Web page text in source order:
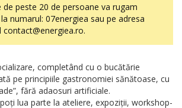
de peste 20 de persoane va rugam
numarul: 07energiea sau pe adresa
completând cu o bucătărie
pe principiile gastronomiei sănătoase, cu
fără adaosuri artificiale.
lua parte la ateliere, expoziții, workshop-